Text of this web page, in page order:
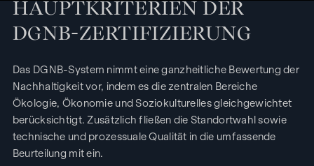
HAUPTKRITERIEN DER
DGNB-ZERTIFIZIERUNG
Das DGNB-System nimmt eine ganzheitliche Bewertung der
Nachhaltigkeit vor, indem es die zentralen Bereiche
Ökologie, Ökonomie und Soziokulturelles gleichgewichtet
berücksichtigt. Zusätzlich fließen die Standortwahl sowie
technische und prozessuale Qualität in die umfassende
Beurteilung mit ein.